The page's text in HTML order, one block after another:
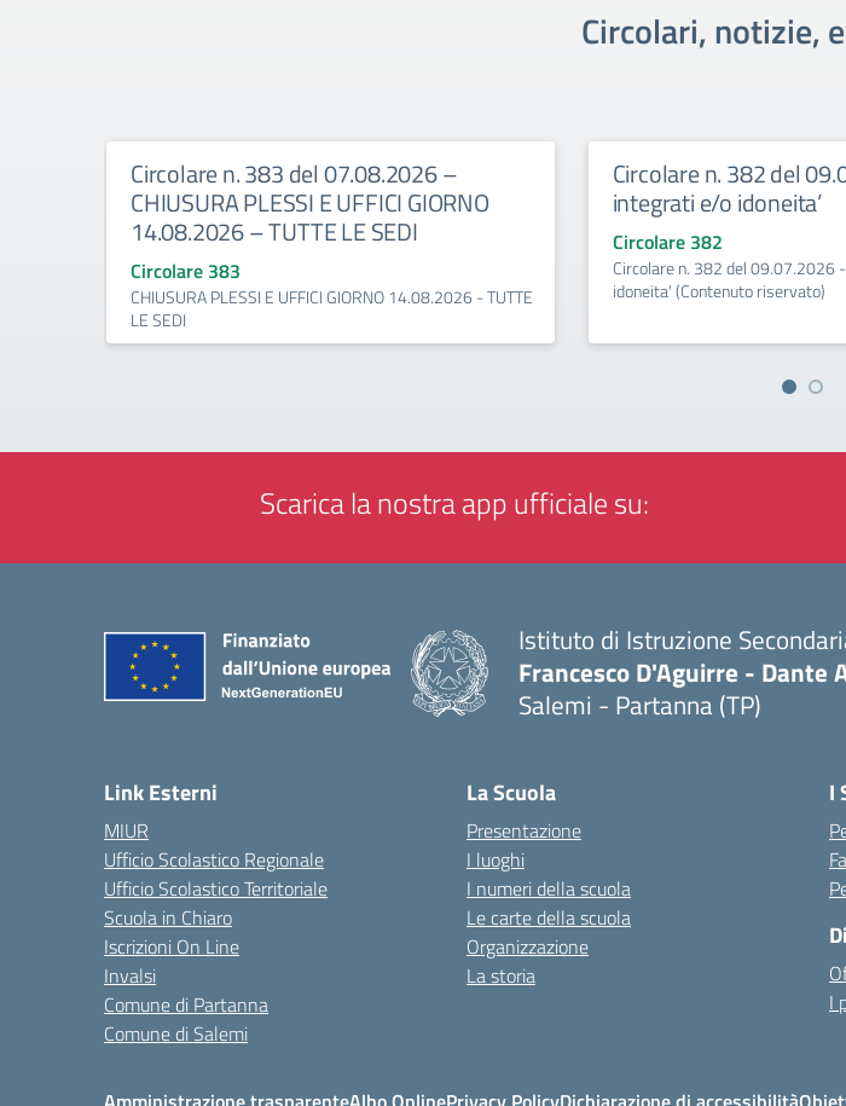
Circolari, notizie,
Circolare n. 383 del 07.08.2026 –
CHIUSURA PLESSI E UFFICI GIORNO
14.08.2026 – TUTTE LE SEDI
Circolare 383
CHIUSURA PLESSI E UFFICI GIORNO 14.08.2026 - TUTTE
LE SEDI
Circolare n. 382 del
integrati e/o idoneita’
Circolare 382
Circolare n. 382 del 09.07.2026
idoneita' (Contenuto riservato)
Scarica la nostra app ufficiale su:
Istituto di Istruzione
Francesco D'Aguirre - Dante
Salemi - Partanna (TP)
Link Esterni
MIUR
Ufficio Scolastico Regionale
Ufficio Scolastico Territoriale
Scuola in Chiaro
Iscrizioni On Line
Invalsi
Comune di Partanna
Comune di Salemi
La Scuola
Presentazione
I luoghi
I numeri della scuola
Le carte della scuola
Organizzazione
La storia
I
I